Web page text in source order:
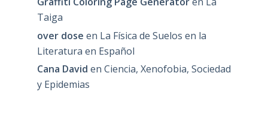
Taiga
over dose en La Física de Suelos en la
Literatura en Español
Cana David en Ciencia, Xenofobia, Sociedad
y Epidemias